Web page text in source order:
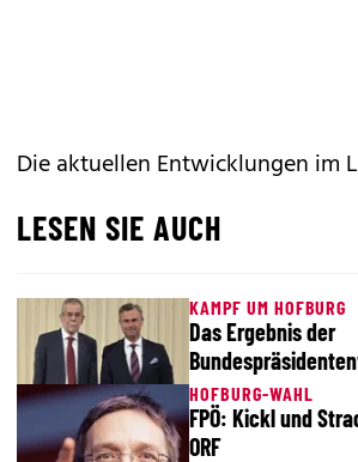
Die aktuellen Entwicklungen im
LESEN SIE AUCH
KAMPF UM HOFBURG
Das Ergebnis der
HOFBURG-WAHL
FPÖ: Kickl und
ORF